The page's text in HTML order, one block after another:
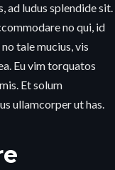
ad ludus splendide sit.
no qui, id
tale mucius, vis
Eu vim torquatos
Et solum
ullamcorper ut has.